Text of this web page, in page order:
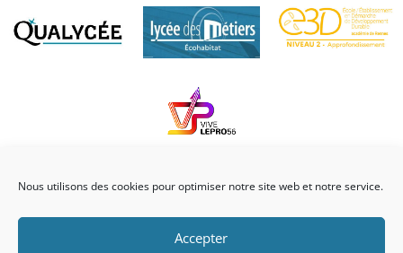
Nous utilisons des cookies pour optimiser notre site web et notre service.
Accepter